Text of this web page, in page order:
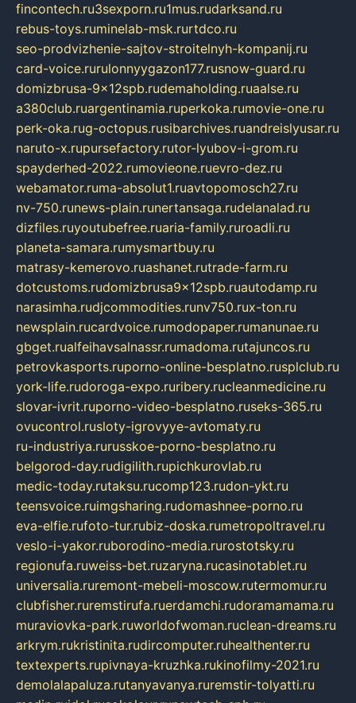
fincontech.ru3sexporn.ru1mus.rudarksand.ru
rebus-toys.ruminelab-msk.rurtdco.ru
seo-prodvizhenie-sajtov-stroitelnyh-kompanij.ru
card-voice.rurulonnyygazon177.rusnow-guard.ru
domizbrusa-9x12spb.rudemaholding.ruaalse.ru
a380club.ruargentinamia.ruperkoka.rumovie-one.ru
perk-oka.rug-octopus.rusibarchives.ruandreislyusar.ru
naruto-x.rupursefactory.rutor-lyubov-i-grom.ru
spayderhed-2022.rumovieone.ruevro-dez.ru
webamator.ruma-absolut1.ruavtopomosch27.ru
nv-750.runews-plain.runertansaga.rudelanalad.ru
dizfiles.ruyoutubefree.ruaria-family.ruroadli.ru
planeta-samara.rumysmartbuy.ru
matrasy-kemerovo.ruashanet.rutrade-farm.ru
dotcustoms.rudomizbrusa9x12spb.ruautodamp.ru
narasimha.rudjcommodities.runv750.rux-ton.ru
newsplain.rucardvoice.rumodopaper.rumanunae.ru
gbget.rualfeihavsalnassr.rumadoma.rutajuncos.ru
petrovkasports.ruporno-online-besplatno.rusplclub.ru
york-life.rudoroga-expo.ruribery.rucleanmedicine.ru
slovar-ivrit.ruporno-video-besplatno.ruseks-365.ru
ovucontrol.rusloty-igrovyye-avtomaty.ru
ru-industriya.rurusskoe-porno-besplatno.ru
belgorod-day.rudigilith.rupichkurovlab.ru
medic-today.rutaksu.rucomp123.rudon-ykt.ru
teensvoice.ruimgsharing.rudomashnee-porno.ru
eva-elfie.rufoto-tur.rubiz-doska.rumetropoltravel.ru
veslo-i-yakor.ruborodino-media.rurostotsky.ru
regionufa.ruweiss-bet.ruzaryna.rucasinotablet.ru
universalia.ruremont-mebeli-moscow.rutermomur.ru
clubfisher.ruremstirufa.ruerdamchi.rudoramamama.ru
muraviovka-park.ruworldofwoman.ruclean-dreams.ru
arkrym.rukristinita.rudircomputer.ruhealthenter.ru
textexperts.rupivnaya-kruzhka.rukinofilmy-2021.ru
demolalapaluza.rutanyavanya.ruremstir-tolyatti.ru